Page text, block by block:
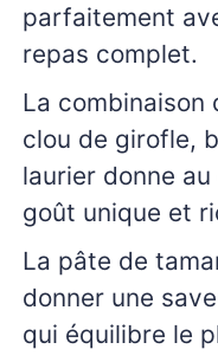
parfaitement
repas complet.
La combinaison
clou de girofle,
laurier donne
goût unique et
La pâte de
donner une
qui équilibre le